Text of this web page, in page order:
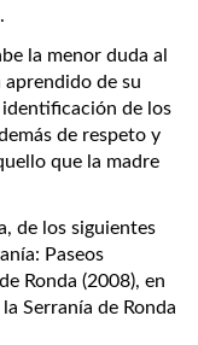
la menor duda al
de su
identificación de los
de respeto y
que la madre
de los siguientes
Paseos
Ronda (2008), en
Serranía de Ronda